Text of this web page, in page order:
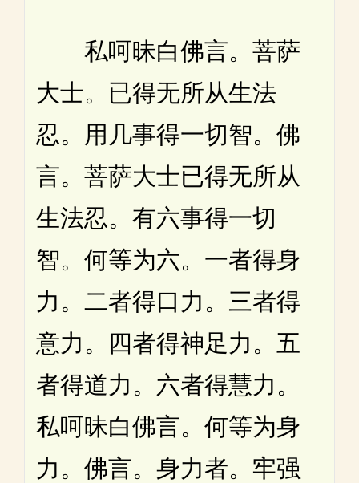
私呵昧白佛言。菩萨
大士。已得无所从生法
忍。用几事得一切智。佛
言。菩萨大士已得无所从
生法忍。有六事得一切
智。何等为六。一者得身
力。二者得口力。三者得
意力。四者得神足力。五
者得道力。六者得慧力。
私呵昧白佛言。何等为身
力。佛言。身力者。牢强